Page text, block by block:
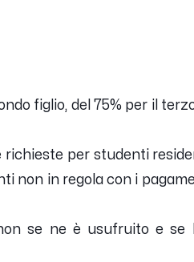
figlio, del 75% per il
richieste per studenti
non in regola con i
se ne è usufruito e se